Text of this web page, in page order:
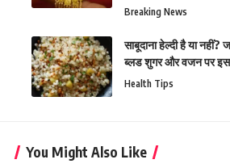
Breaking News
साबूदाना हेल्दी है या नहीं?
ब्लड शुगर और वजन पर
Health Tips
You Might Also Like